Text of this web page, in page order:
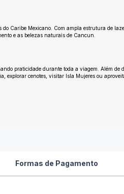
Caribe Mexicano. Com ampla estrutura de
e as belezas naturais de Cancun.
praticidade durante toda a viagem. Além de
explorar cenotes, visitar Isla Mujeres ou
Formas de Pagamento